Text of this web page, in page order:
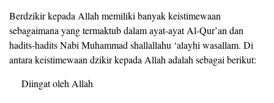
Berdzikir kepada Allah memiliki banyak keistimewaan
sebagaimana yang termaktub dalam ayat-ayat Al-Qur’an dan
hadits-hadits Nabi Muhammad shallallahu ‘alayhi wasallam. Di
antara keistimewaan dzikir kepada Allah adalah sebagai berikut:
Diingat oleh Allah